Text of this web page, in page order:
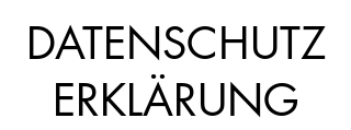
DATENSCHUTZ
ERKLÄRUNG